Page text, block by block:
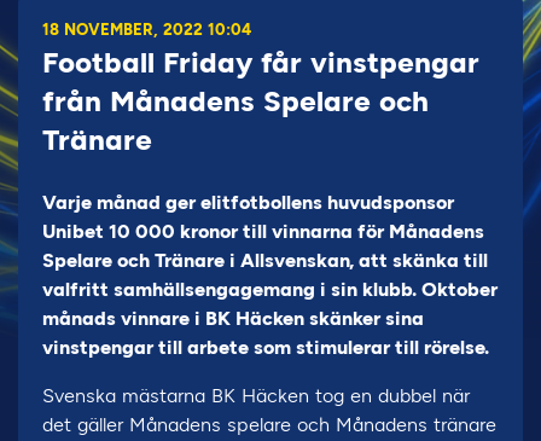
18 NOVEMBER, 2022 10:04
Football Friday får vinstpengar
från Månadens Spelare och
Tränare
Varje månad ger elitfotbollens huvudsponsor
Unibet 10 000 kronor till vinnarna för Månadens
Spelare och Tränare i Allsvenskan, att skänka till
valfritt samhällsengagemang i sin klubb. Oktober
månads vinnare i BK Häcken skänker sina
vinstpengar till arbete som stimulerar till rörelse.
Svenska mästarna BK Häcken tog en dubbel när
det gäller Månadens spelare och Månadens tränare